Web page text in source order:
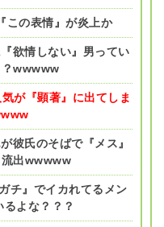
この表情』が炎上か
欲情しない』男ってい
？wwwww
が『顕著』に出てしま
彼氏のそばで『メス』
流出wwwww
チ』でイカれてるメン
よな？？？